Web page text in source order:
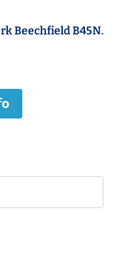
Beechfield B45N.